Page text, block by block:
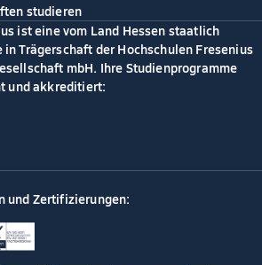
studieren
ist eine vom Land Hessen staatlich
Trägerschaft der Hochschulen Fresenius
mbH. Ihre Studienprogramme
und akkreditiert:
und Zertifizierungen: